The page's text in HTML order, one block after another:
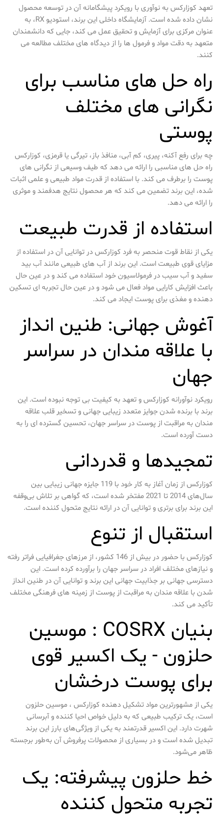
تعهد کوزارکس به نوآوری با رویکرد پیشگامانه آن در توسعه محصول
نشان داده شده است. آزمایشگاه داخلی این برند، استودیو RX، به
عنوان مرکزی برای آزمایش و تحقیق عمل می کند، جایی که دانشمندان
متعهد به دقت مواد و فرمول ها را از دیدگاه های مختلف مطالعه می
کنند.
راه حل های مناسب برای
نگرانی های مختلف
پوستی
چه برای رفع آکنه، پیری، کم آبی، منافذ باز، تیرگی یا قرمزی، کوزارکس
راه حل های مناسبی را ارائه می دهد که طیف وسیعی از نگرانی های
پوست را برطرف می کند. با استفاده از قدرت مواد طبیعی و علمی اثبات
شده، این برند تضمین می کند که هر محصول نتایج هدفمند و موثری
را ارائه می دهد.
استفاده از قدرت طبیعت
یکی از نقاط قوت منحصر به فرد کوزارکس در توانایی آن در استفاده از
مزایای قوی طبیعت است. این برند از آب های طبیعی مانند آب بید
سفید و آب سیب در فرمولاسیون خود استفاده می کند و در عین حال
باعث افزایش کارایی مواد فعال می شود و در عین حال تجربه ای تسکین
دهنده و مغذی برای پوست ایجاد می کند.
آغوش جهانی: طنین انداز
با علاقه مندان در سراسر
جهان
رویکرد نوآورانه کوزارکس و تعهد به کیفیت بی توجه نبوده است. این
برند با برنده شدن جوایز متعدد زیبایی جهانی و تسخیر قلب علاقه
مندان به مراقبت از پوست در سراسر جهان، تحسین گسترده ای را به
دست آورده است.
تمجیدها و قدردانی
کوزارکس از زمان آغاز به کار خود با 119 جایزه جهانی زیبایی بین
سال‌های 2014 تا 2021 مفتخر شده است، که گواهی بر تلاش بی‌وقفه
این برند برای برتری و توانایی آن در ارائه نتایج متحول کننده است.
استقبال از تنوع
کوزارکس با حضور در بیش از 146 کشور، از مرزهای جغرافیایی فراتر رفته
و نیازهای مختلف افراد در سراسر جهان را برآورده کرده است. این
دسترسی جهانی بر جذابیت جهانی این برند و توانایی آن در طنین انداز
شدن با علاقه مندان به مراقبت از پوست از زمینه های فرهنگی مختلف
تأکید می کند.
بنیان COSRX : موسین
حلزون - یک اکسیر قوی
برای پوست درخشان
یکی از مشهورترین مواد تشکیل دهنده کوزارکس ، موسین حلزون
است، یک ترکیب طبیعی که به دلیل خواص احیا کننده و آبرسانی
شهرت دارد. این اکسیر قدرتمند به یکی از ویژگی‌های بارز این برند
تبدیل شده است و در بسیاری از محصولات پرفروش آن به‌طور برجسته
ظاهر می‌شود.
خط حلزون پیشرفته: یک
تجربه متحول کننده